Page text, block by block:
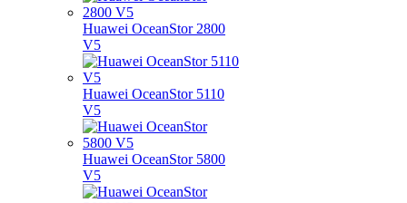
Huawei OceanStor 2800
V5
Huawei OceanStor 5110
V5
Huawei OceanStor 5800
V5